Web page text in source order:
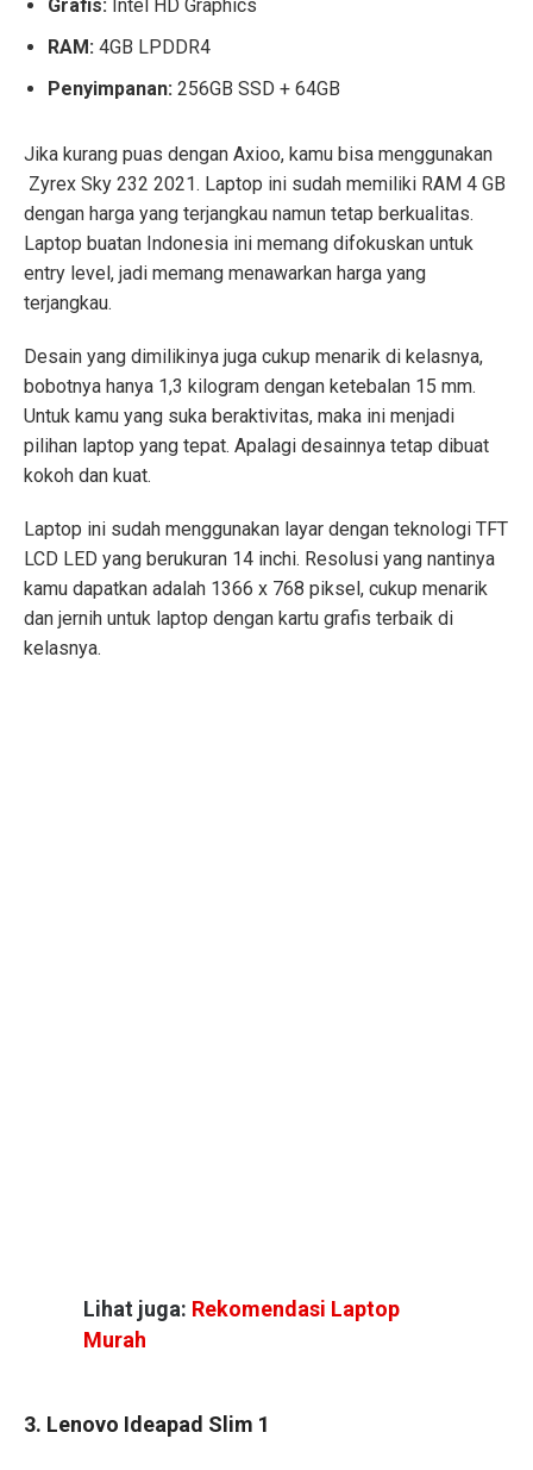
Grafis: Intel HD Graphics
RAM: 4GB LPDDR4
Penyimpanan: 256GB SSD + 64GB
Jika kurang puas dengan Axioo, kamu bisa menggunakan
Zyrex Sky 232 2021. Laptop ini sudah memiliki RAM 4 GB
dengan harga yang terjangkau namun tetap berkualitas.
Laptop buatan Indonesia ini memang difokuskan untuk
entry level, jadi memang menawarkan harga yang
terjangkau.
Desain yang dimilikinya juga cukup menarik di kelasnya,
bobotnya hanya 1,3 kilogram dengan ketebalan 15 mm.
Untuk kamu yang suka beraktivitas, maka ini menjadi
pilihan laptop yang tepat. Apalagi desainnya tetap dibuat
kokoh dan kuat.
Laptop ini sudah menggunakan layar dengan teknologi TFT
LCD LED yang berukuran 14 inchi. Resolusi yang nantinya
kamu dapatkan adalah 1366 x 768 piksel, cukup menarik
dan jernih untuk laptop dengan kartu grafis terbaik di
kelasnya.
Lihat juga: Rekomendasi Laptop
Murah
3. Lenovo Ideapad Slim 1